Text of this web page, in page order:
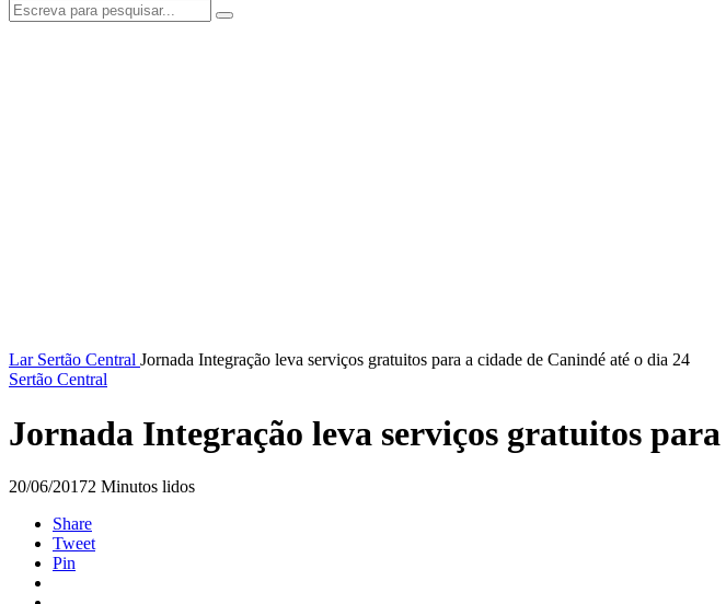
Lar Sertão Central Jornada Integração leva serviços gratuitos para a cidade de Canindé até o dia 24
Sertão Central
Jornada Integração leva serviços gratuitos
20/06/20172 Minutos lidos
Share
Tweet
Pin